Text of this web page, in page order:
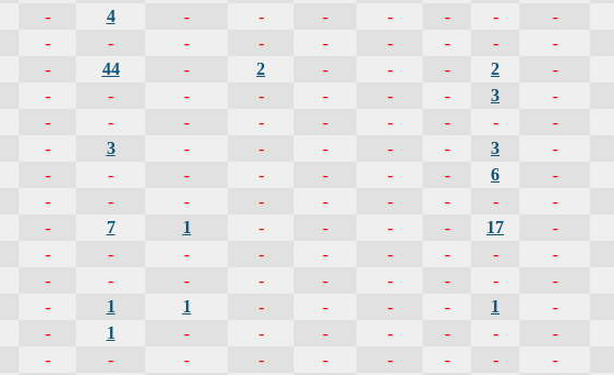
- 4 - - - - - -
-
- - - - - - - -
-
- 44 - 2 - - - 2
-
- - - - - - - 3
-
- - - - - - - -
-
- 3 - - - - - 3
-
- - - - - - - 6
-
- - - - - - - -
-
- 7 1 - - - - 17
-
- - - - - - - -
-
- - - - - - - -
-
- 1 1 - - - - 1
-
- 1 - - - - - -
-
- - - - - - - -
-